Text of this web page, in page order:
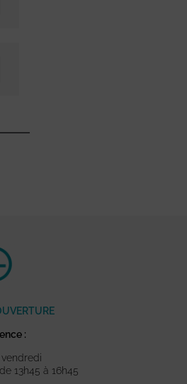
:
13h45 à 16h45